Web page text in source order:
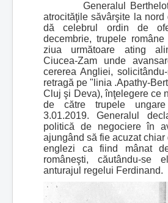
Generalul Berthelot,
atrocităţile săvârşite la
dă celebrul ordin de
decembrie, trupele
ziua următoare ating
Ciucea-Zam unde
cererea Angliei,
retragă pe "linia .Apathy-
Cluj şi Deva), înţelegere ce
de către trupele
3.01.2019. Generalul
politică de negociere în
ajungând să fie acuzat chiar
englezi ca fiind mânat
româneşti, căutându-se
anturajul regelui Ferdinand.